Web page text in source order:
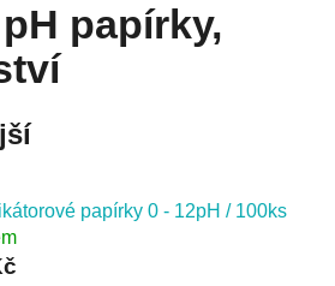
papírky,
papírky 0 - 12pH / 100ks